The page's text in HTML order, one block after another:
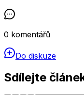
0 komentářů
Do diskuze
Sdílejte